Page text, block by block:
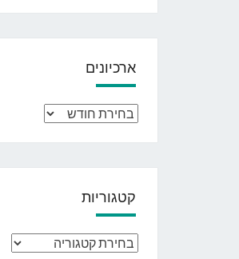
ארכיונים
ארכיונים
קטגוריות
קטגוריות